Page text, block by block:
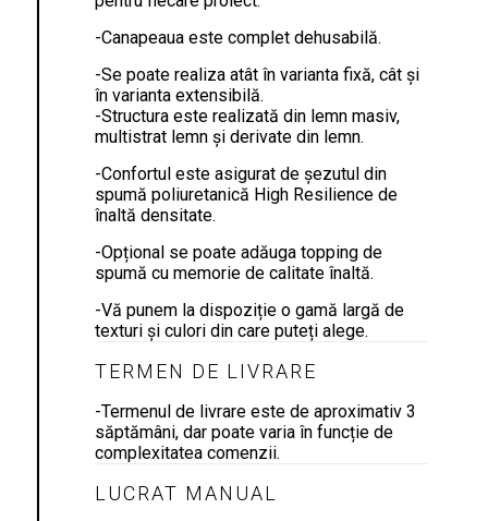
-Canapeaua este complet dehusabilă.
-Se poate realiza atât în varianta fixă, cât și
în varianta extensibilă.
-Structura este realizată din lemn masiv,
multistrat lemn și derivate din lemn.
-Confortul este asigurat de șezutul din
spumă poliuretanică High Resilience de
înaltă densitate.
-Opțional se poate adăuga topping de
spumă cu memorie de calitate înaltă.
-Vă punem la dispoziție o gamă largă de
texturi și culori din care puteți alege.
TERMEN DE LIVRARE
-Termenul de livrare este de aproximativ 3
săptămâni, dar poate varia în funcție de
complexitatea comenzii.
LUCRAT MANUAL